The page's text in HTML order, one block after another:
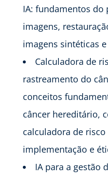
IA: fundamentos do
imagens,
imagens sintéticas
Calculadora de
rastreamento do
conceitos
câncer hereditário,
calculadora de
implementação e
IA para a gestão